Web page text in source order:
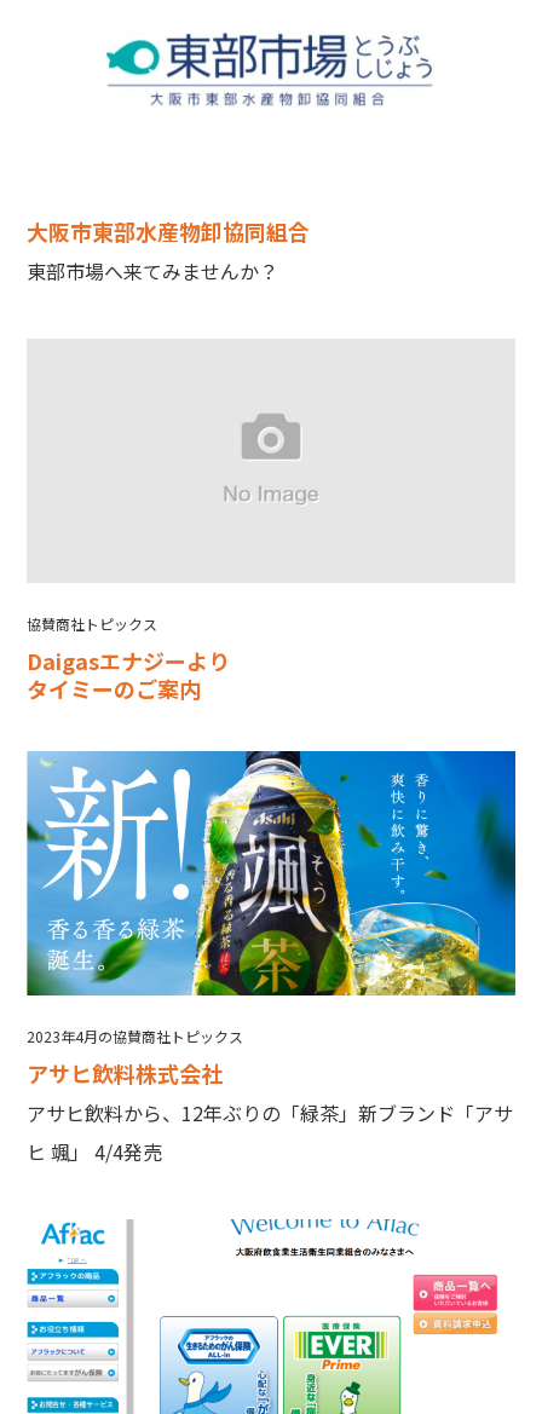
大阪市東部水産物卸協同組合
東部市場へ来てみませんか？
協賛商社トピックス
Daigasエナジーより
タイミーのご案内
2023年4月の協賛商社トピックス
アサヒ飲料株式会社
アサヒ飲料から、12年ぶりの「緑茶」新ブランド「アサ
ヒ 颯」 4/4発売